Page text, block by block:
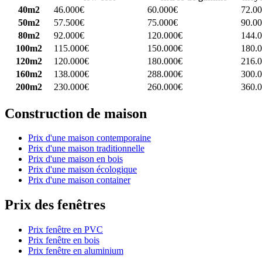
40m2
46.000€ 60.000€
50m2
57.500€ 75.000€
80m2
92.000€ 120.000€
100m2
115.000€ 150.000€
120m2
120.000€ 180.000€
160m2
138.000€ 288.000€
200m2
230.000€ 260.000€
Construction de maison
Prix d'une maison contemporaine
Prix d'une maison traditionnelle
Prix d'une maison en bois
Prix d'une maison écologique
Prix d'une maison container
Prix des fenêtres
Prix fenêtre en PVC
Prix fenêtre en bois
Prix fenêtre en aluminium